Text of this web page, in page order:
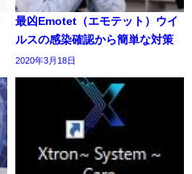
最凶Emotet（エモテット）ウイ
ルスの感染確認から簡単な対策
2020年3月18日